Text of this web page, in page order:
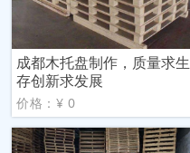
成都木托盘制作，质量求生
存创新求发展
价格：¥ 0